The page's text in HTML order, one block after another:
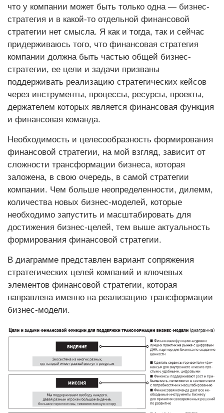
что у компании может быть только одна — бизнес-
стратегия и в какой-то отдельной финансовой
стратегии нет смысла. Я как и тогда, так и сейчас
придерживаюсь того, что финансовая стратегия
компании должна быть частью общей бизнес-
стратегии, ее цели и задачи призваны
поддерживать реализацию стратегических кейсов
через инструменты, процессы, ресурсы, проекты,
держателем которых является финансовая функция
и финансовая команда.
Необходимость и целесообразность формирования
финансовой стратегии, на мой взгляд, зависит от
сложности трансформации бизнеса, которая
заложена, в свою очередь, в самой стратегии
компании. Чем больше неопределенности, дилемм,
количества новых бизнес-моделей, которые
необходимо запустить и масштабировать для
достижения бизнес-целей, тем выше актуальность
формирования финансовой стратегии.
В диаграмме представлен вариант сопряжения
стратегических целей компаний и ключевых
элементов финансовой стратегии, которая
направлена именно на реализацию трансформации
бизнес-модели.